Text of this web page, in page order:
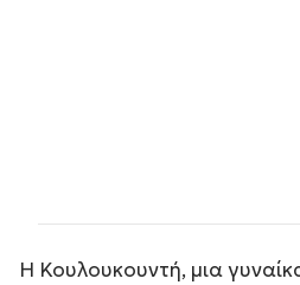
Η Κουλουκουντή, μια